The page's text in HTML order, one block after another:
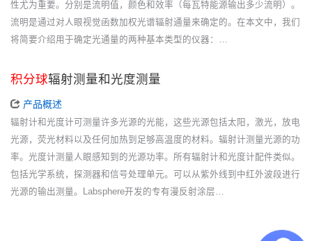
性尤为重要。分别是流明值，颜色和效率（每瓦特能源输出多少流明）。
流明是通过对人眼视觉函数加权光谱辐射通量来确定的。在本文中，我们
将简要介绍用于确定光通量的两种基本类型的仪器：…
积分球辐射测量和光度测量
产品概述
辐射计和光度计可测量许多光源的光能，这些光源包括太阳，激光，放电
光源，荧光材料以及任何加热到足够高温度的材料。辐射计测量光源的功
率。光度计测量人眼感知到的光源功率。所有辐射计和光度计配件类似。
包括光学系统，探测器和信号处理单元。可以从紫外线到中红外波段进行
光源的输出测量。Labsphere开发的专有漫反射涂层…